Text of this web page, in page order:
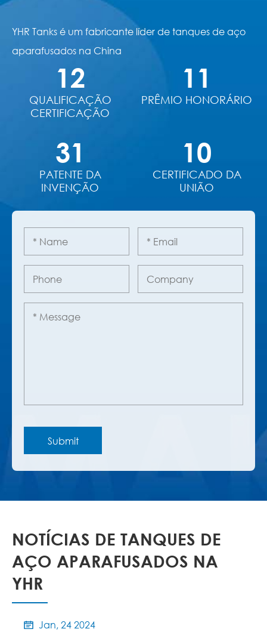
YHR Tanks é um fabricante líder de tanques de aço
aparafusados na China
12
QUALIFICAÇÃO
CERTIFICAÇÃO
11
PRÊMIO HONORÁRIO
31
PATENTE DA
INVENÇÃO
10
CERTIFICADO DA
UNIÃO
NOTÍCIAS DE TANQUES DE
AÇO APARAFUSADOS NA
YHR

Jan, 24 2024